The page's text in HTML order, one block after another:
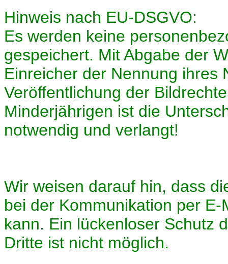
Hinweis nach EU-DSGVO:
Es werden keine
gespeichert. Mit Abgabe der
Einreicher der Nennung ihres
Veröffentlichung der
Minderjährigen ist die
notwendig und verlangt!
Wir weisen darauf hin, dass
bei der Kommunikation per
kann. Ein lückenloser Schutz
Dritte ist nicht möglich.